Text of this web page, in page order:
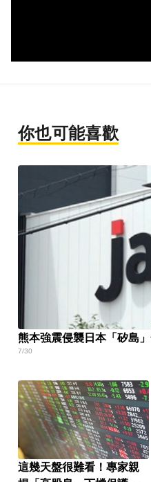
你也可能喜歡
熊本強震侵襲日本「矽島
7/30
這幾天盤很難看！專家親